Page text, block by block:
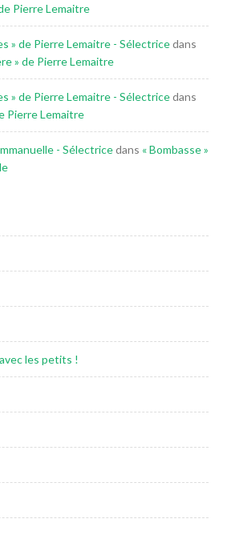
Pierre Lemaitre
» de Pierre Lemaitre - Sélectricedans
» de Pierre Lemaitre
» de Pierre Lemaitre - Sélectricedans
Pierre Lemaitre
- Sélectricedans « Bombasse »
les petits !